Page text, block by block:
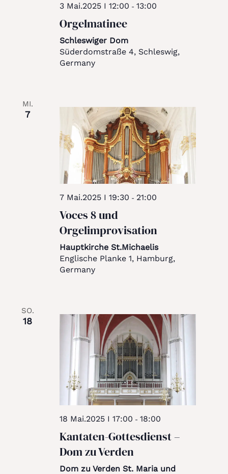
3 Mai.2025 I 12:00 - 13:00
Orgelmatinee
Schleswiger Dom
Süderdomstraße 4, Schleswig,
Germany
MI.
7
7 Mai.2025 I 19:30 - 21:00
Voces 8 und
Orgelimprovisation
Hauptkirche St.Michaelis
Englische Planke 1, Hamburg,
Germany
SO.
18
18 Mai.2025 I 17:00 - 18:00
Kantaten-Gottesdienst –
Dom zu Verden
Dom zu Verden St. Maria und